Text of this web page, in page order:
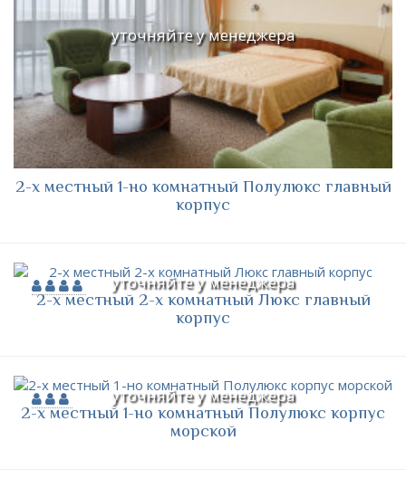
уточняйте у менеджера
2-х местный 1-но комнатный Полулюкс главный
корпус
уточняйте у менеджера
2-х местный 2-х комнатный Люкс главный
корпус
уточняйте у менеджера
2-х местный 1-но комнатный Полулюкс корпус
морской